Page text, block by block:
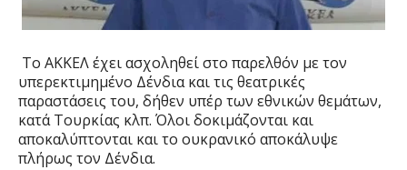
Το ΑΚΚΕΛ έχει ασχοληθεί στο παρελθόν με τον
υπερεκτιμημένο Δένδια και τις θεατρικές
παραστάσεις του, δήθεν υπέρ των εθνικών θεμάτων,
κατά Τουρκίας κλπ. Όλοι δοκιμάζονται και
αποκαλύπτονται και το ουκρανικό αποκάλυψε
πλήρως τον Δένδια.